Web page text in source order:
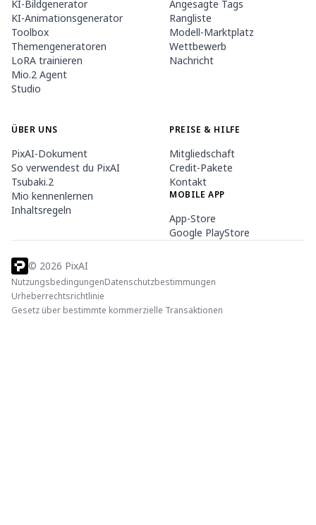
KI-Bildgenerator
KI-Animationsgenerator
Toolbox
Themengeneratoren
LoRA trainieren
Mio.2 Agent
Studio
Angesagte Tags
Rangliste
Modell-Marktplatz
Wettbewerb
Nachricht
ÜBER UNS
PixAI-Dokument
So verwendest du PixAI
Tsubaki.2
Mio kennenlernen
Inhaltsregeln
PREISE & HILFE
Mitgliedschaft
Credit-Pakete
Kontakt
MOBILE APP
App-Store
Google PlayStore
© 2026 PixAI
NutzungsbedingungenDatenschutzbestimmungen
Urheberrechtsrichtlinie
Gesetz über bestimmte kommerzielle Transaktionen